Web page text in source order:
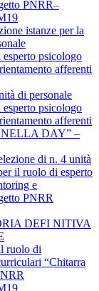
PNRR–
istanze per la
psicologo
afferenti
di personale
psicologo
afferenti
DAY” –
di n. 4 unità
il ruolo di esperto
e
PNRR
DEFI NITIVA
ruolo di
“Chitarra